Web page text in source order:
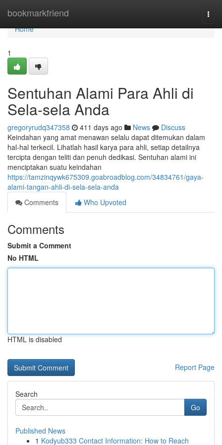
bookmarkfriend
Home
Home
1
Sentuhan Alami Para Ahli di
Sela-sela Anda
gregoryrudq347358 411 days ago News
Discuss
Keindahan yang amat menawan selalu dapat ditemukan dalam
hal-hal terkecil. Lihatlah hasil karya para ahli, setiap detailnya
tercipta dengan teliti dan penuh dedikasi. Sentuhan alami ini
menciptakan suatu keindahan
https://tamzinqywk675309.goabroadblog.com/34834761/gaya-
alami-tangan-ahli-di-sela-sela-anda
Comments
Who Upvoted
Comments
Submit a Comment
No HTML
HTML is disabled
Report Page
Search
Go
Published News
1 Kodyub333 Contact Information: How to Reach